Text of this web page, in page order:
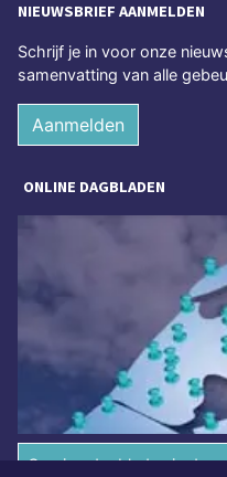
NIEUWSBRIEF AANMELDEN
Schrijf je in voor onze
samenvatting van alle
Aanmelden
ONLINE DAGBLADEN
Overige dagbladen in de